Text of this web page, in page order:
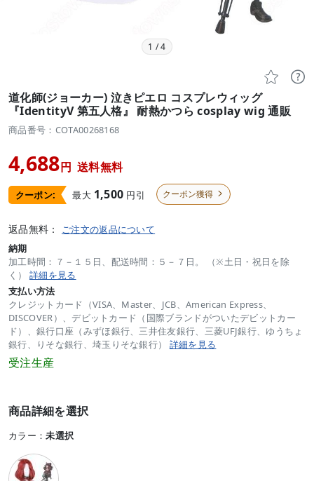
1 /4
 
道化師(ジョーカー) 泣きピエロ コスプレウィッグ
『IdentityV 第五人格』 耐熱かつら cosplay wig 通販
商品番号：COTA00268168
4,688円 送料無料
クーポン: 最大 1,500 円引 クーポン獲得 
返品無料： ご注文の返品について
納期
加工時間：７－１５日、配送時間：５－７日。 （※土日・祝日を除
く） 詳細を見る
支払い方法
クレジットカード（VISA、Master、JCB、American Express、
DISCOVER）、デビットカード（国際ブランドがついたデビットカー
ド）、銀行口座（みずほ銀行、三井住友銀行、三菱UFJ銀行、ゆうちょ
銀行、りそな銀行、埼玉りそな銀行） 詳細を見る
受注生産
商品詳細を選択
カラー：未選択